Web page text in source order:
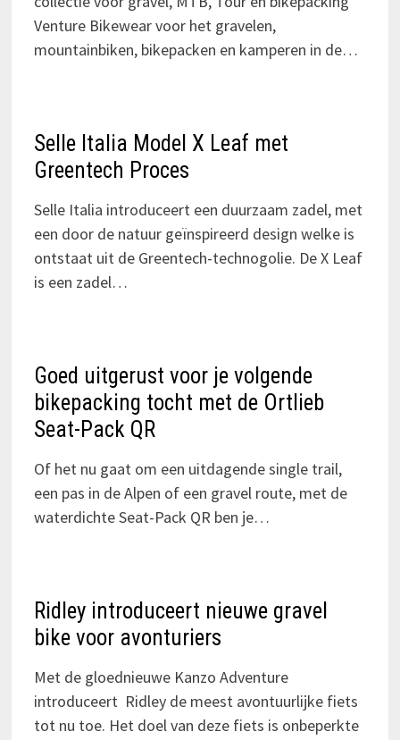
Venture Bikewear voor het gravelen,
mountainbiken, bikepacken en kamperen in de…
Selle Italia Model X Leaf met
Greentech Proces
Selle Italia introduceert een duurzaam zadel, met
een door de natuur geïnspireerd design welke is
ontstaat uit de Greentech-technogolie. De X Leaf
is een zadel…
Goed uitgerust voor je volgende
bikepacking tocht met de Ortlieb
Seat-Pack QR
Of het nu gaat om een uitdagende single trail,
een pas in de Alpen of een gravel route, met de
waterdichte Seat-Pack QR ben je…
Ridley introduceert nieuwe gravel
bike voor avonturiers
Met de gloednieuwe Kanzo Adventure
introduceert Ridley de meest avontuurlijke fiets
tot nu toe. Het doel van deze fiets is onbeperkte